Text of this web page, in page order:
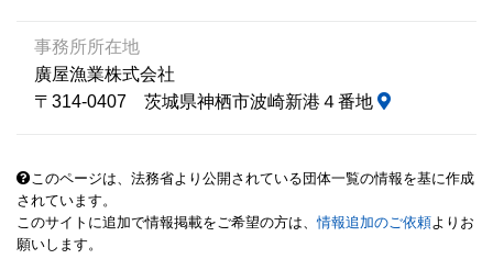
事務所所在地
廣屋漁業株式会社
〒314-0407 茨城県神栖市波崎新港４番地
このページは、法務省より公開されている団体一覧の情報を基に作成
されています。
このサイトに追加で情報掲載をご希望の方は、情報追加のご依頼よりお
願いします。